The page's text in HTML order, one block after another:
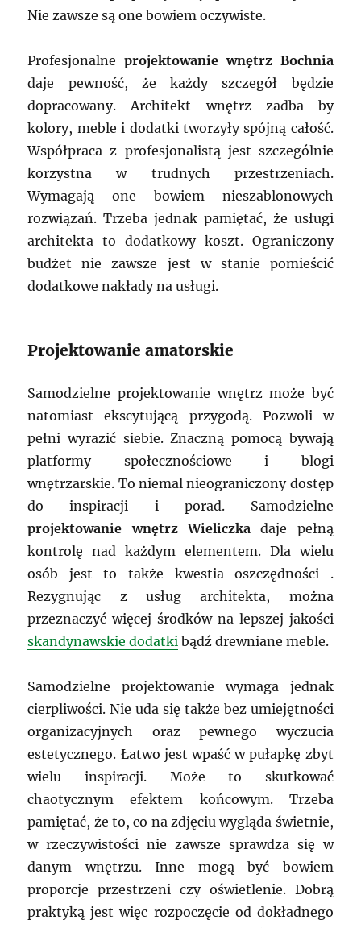
Nie zawsze są one bowiem oczywiste.
Profesjonalneprojektowanie wnętrz Bochnia
daje pewność, że każdy szczegół będzie
dopracowany. Architekt wnętrz zadba by
kolory, meble i dodatki tworzyły spójną całość.
Współpraca z profesjonalistą jest szczególnie
korzystna w trudnych przestrzeniach.
Wymagają one bowiem nieszablonowych
rozwiązań. Trzeba jednak pamiętać, że usługi
architekta to dodatkowy koszt. Ograniczony
budżet nie zawsze jest w stanie pomieścić
dodatkowe nakłady na usługi.
Projektowanie amatorskie
Samodzielne projektowanie wnętrz może być
natomiast ekscytującą przygodą. Pozwoli w
pełni wyrazić siebie. Znaczną pomocą bywają
platformy społecznościowe i blogi
wnętrzarskie. To niemal nieograniczony dostęp
do inspiracji i porad. Samodzielne
projektowanie wnętrz Wieliczka daje pełną
kontrolę nad każdym elementem. Dla wielu
osób jest to także kwestia oszczędności .
Rezygnując z usług architekta, można
przeznaczyć więcej środków na lepszej jakości
skandynawskie dodatki bądź drewniane meble.
Samodzielne projektowanie wymaga jednak
cierpliwości. Nie uda się także bez umiejętności
organizacyjnych oraz pewnego wyczucia
estetycznego. Łatwo jest wpaść w pułapkę zbyt
wielu inspiracji. Może to skutkować
chaotycznym efektem końcowym. Trzeba
pamiętać, że to, co na zdjęciu wygląda świetnie,
w rzeczywistości nie zawsze sprawdza się w
danym wnętrzu. Inne mogą być bowiem
proporcje przestrzeni czy oświetlenie. Dobrą
praktyką jest więc rozpoczęcie od dokładnego